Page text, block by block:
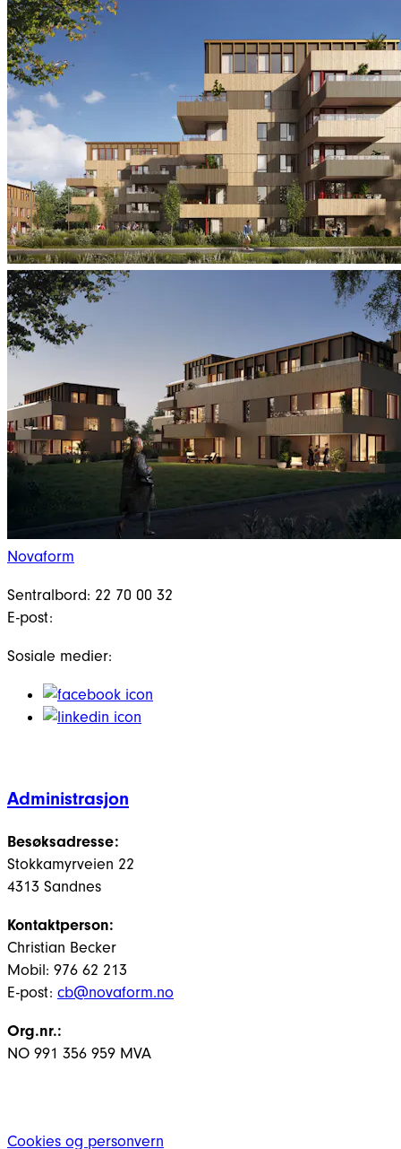
Novaform
Sentralbord: 22 70 00 32
E-post:
Sosiale medier:
Administrasjon
Besøksadresse:
Stokkamyrveien 22
4313 Sandnes
Kontaktperson:
Christian Becker
Mobil: 976 62 213
E-post: cb@novaform.no
Org.nr.:
NO 991 356 959 MVA
Cookies og personvern